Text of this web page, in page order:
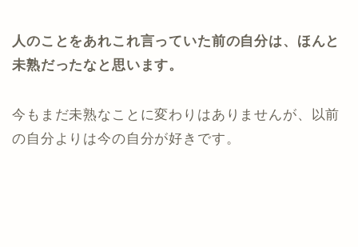
人のことをあれこれ言っていた前の自分は、ほんと
未熟だったなと思います。
今もまだ未熟なことに変わりはありませんが、以前
の自分よりは今の自分が好きです。